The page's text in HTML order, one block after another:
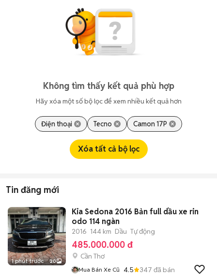
Không tìm thấy kết quả phù hợp
Hãy xóa một số bộ lọc để xem nhiều kết quả hơn
Điện thoại Tecno Camon 17P
Xóa tất cả bộ lọc
Tin đăng mới
1 phút trước 20
Kia Sedona 2016 Bản full dầu xe rin
odo 114 ngàn
2016 144 km Dầu Tự động
485.000.000 đ
Cần Thơ
Mua Bán Xe Cũ 4.5 347 đã bán